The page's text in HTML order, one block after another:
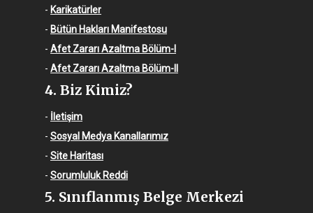
- Karikatürler
- Bütün Hakları Manifestosu
- Afet Zararı Azaltma Bölüm-I
- Afet Zararı Azaltma Bölüm-II
4. Biz Kimiz?
- İletişim
- Sosyal Medya Kanallarımız
- Site Haritası
- Sorumluluk Reddi
5. Sınıflanmış Belge Merkezi